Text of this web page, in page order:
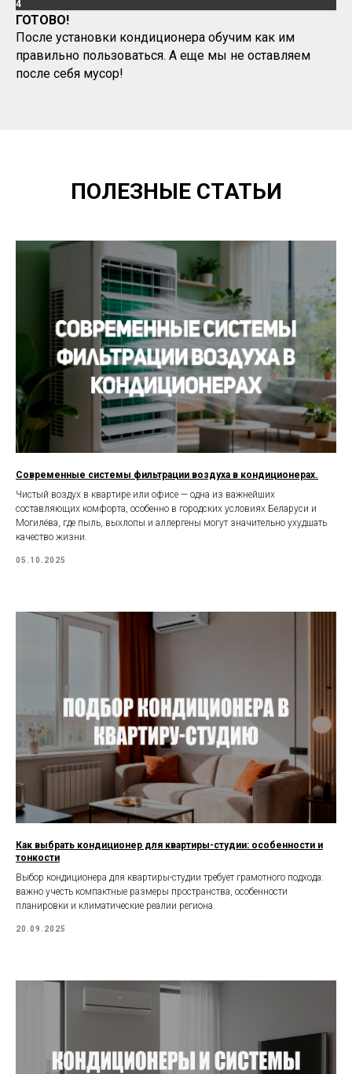
4
ГОТОВО!
После установки кондиционера обучим как им
правильно пользоваться. А еще мы не оставляем
после себя мусор!
ПОЛЕЗНЫЕ СТАТЬИ
Современные системы фильтрации воздуха в кондиционерах.
Чистый воздух в квартире или офисе — одна из важнейших
составляющих комфорта, особенно в городских условиях Беларуси и
Могилёва, где пыль, выхлопы и аллергены могут значительно ухудшать
качество жизни.
05.10.2025
Как выбрать кондиционер для квартиры-студии: особенности и
тонкости
Выбор кондиционера для квартиры-студии требует грамотного подхода:
важно учесть компактные размеры пространства, особенности
планировки и климатические реалии региона.
20.09.2025